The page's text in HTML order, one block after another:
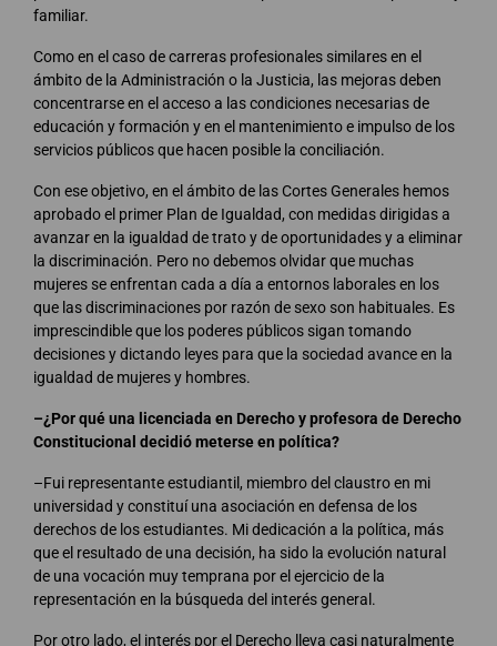
familiar.
Como en el caso de carreras profesionales similares en el
ámbito de la Administración o la Justicia, las mejoras deben
concentrarse en el acceso a las condiciones necesarias de
educación y formación y en el mantenimiento e impulso de los
servicios públicos que hacen posible la conciliación.
Con ese objetivo, en el ámbito de las Cortes Generales hemos
aprobado el primer Plan de Igualdad, con medidas dirigidas a
avanzar en la igualdad de trato y de oportunidades y a eliminar
la discriminación. Pero no debemos olvidar que muchas
mujeres se enfrentan cada a día a entornos laborales en los
que las discriminaciones por razón de sexo son habituales. Es
imprescindible que los poderes públicos sigan tomando
decisiones y dictando leyes para que la sociedad avance en la
igualdad de mujeres y hombres.
–¿Por qué una licenciada en Derecho y profesora de Derecho
Constitucional decidió meterse en política?
–Fui representante estudiantil, miembro del claustro en mi
universidad y constituí una asociación en defensa de los
derechos de los estudiantes. Mi dedicación a la política, más
que el resultado de una decisión, ha sido la evolución natural
de una vocación muy temprana por el ejercicio de la
representación en la búsqueda del interés general.
Por otro lado, el interés por el Derecho lleva casi naturalmente